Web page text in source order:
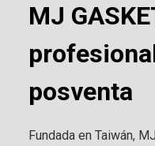
MJ
posventa
Fundada en Taiwán,